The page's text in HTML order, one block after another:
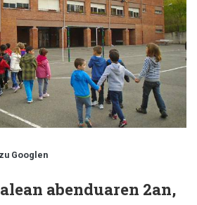
Googlen
abenduaren 2an,